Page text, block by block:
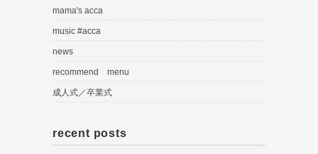
mama's acca
music #acca
news
recommend menu
成人式／卒業式
recent posts